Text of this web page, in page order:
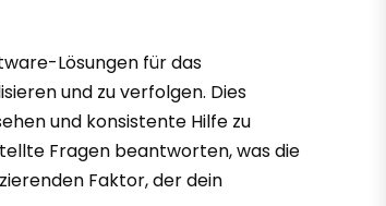
Lösungen für das
und zu verfolgen. Dies
und konsistente Hilfe zu
Fragen beantworten, was die
Faktor, der dein